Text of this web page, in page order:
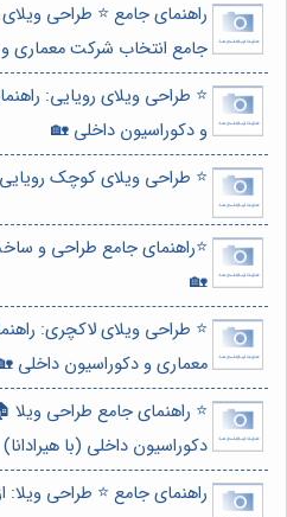
راهنمای جامع ⭐️ طراحی
جامع انتخاب شرکت معماری
⭐️ طراحی ویلای رویایی:
و دکوراسیون داخلی 🏡
⭐️ طراحی ویلای کوچک
⭐️راهنمای جامع طراحی و ساخت
🏡
⭐️ طراحی ویلای لاکچری:
معماری و دکوراسیون داخلی
⭐️ راهنمای جامع طراحی ویلا
دکوراسیون داخلی (با هیرادانا)
راهنمای جامع ⭐️ طراحی ویلا: